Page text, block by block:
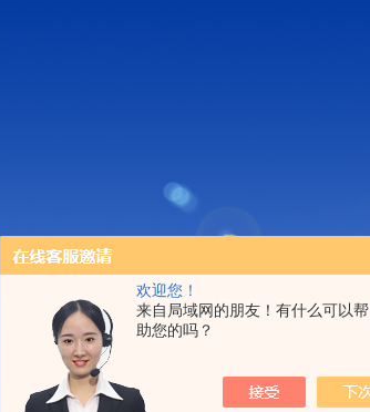
欢迎您！
来自局域网的朋友！有什么可以帮
助您的吗？